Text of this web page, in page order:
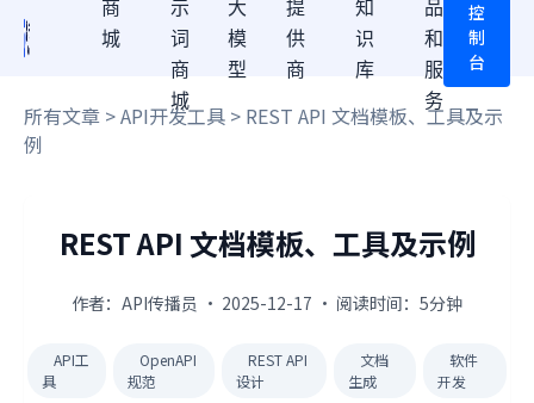
商
城
示
词
商
城
大
模
型
提
供
商
知
识
库
品
和
服
务
控
制
台
所有文章 >API开发工具 > REST API 文档模板、工具及示
例
REST API 文档模板、工具及示例
作者：API传播员 · 2025-12-17 · 阅读时间：5分钟
API工
具
OpenAPI
规范
REST API
设计
文档
生成
软件
开发